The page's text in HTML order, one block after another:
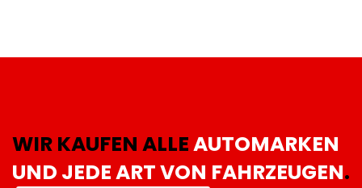
WIR KAUFEN ALLEAUTOMARKEN
UND JEDE ART VON FAHRZEUGEN.